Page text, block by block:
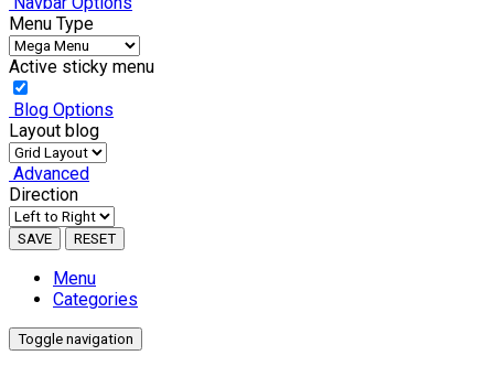
Menu Type
Active sticky menu
Blog Options
Layout blog
Advanced
Direction
SAVE RESET
Menu
Categories
Toggle navigation